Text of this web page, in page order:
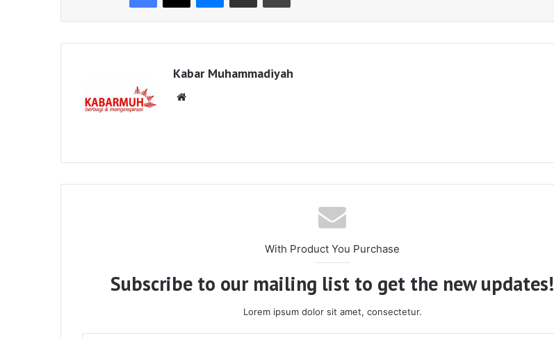
Kabar Muhammadiyah
With Product You Purchase
Subscribe to our mailing list to get the new updates!
Lorem ipsum dolor sit amet, consectetur.